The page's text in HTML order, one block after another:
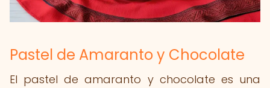
Pastel de Amaranto y Chocolate
El pastel de amaranto y chocolate es una